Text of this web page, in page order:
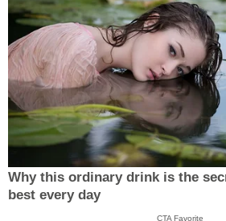
Why this ordinary drink is the
best every day
CTA Favorite